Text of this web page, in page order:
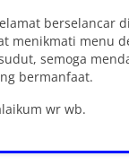
berselancar
menikmati menu
semoga
bermanfaat.
wr wb.